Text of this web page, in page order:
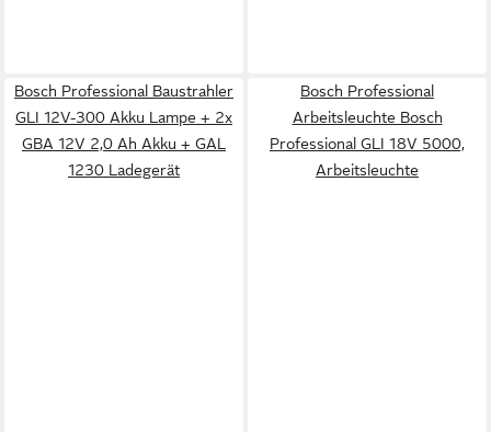
Bosch Professional Baustrahler
GLI 12V-300 Akku Lampe + 2x
GBA 12V 2,0 Ah Akku + GAL
1230 Ladegerät
Bosch Professional
Arbeitsleuchte Bosch
Professional GLI 18V 5000,
Arbeitsleuchte